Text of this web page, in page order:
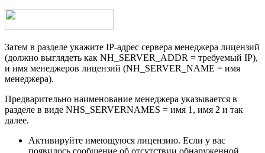
Затем в разделе укажите IP-адрес сервера менеджера лицензий
(должно выглядеть как NH_SERVER_ADDR = требуемый IP),
и имя менеджеров лицензий (NH_SERVER_NAME = имя
менеджера).
Предварительно наименование менеджера указывается в
разделе в виде NHS_SERVERNAMES = имя 1, имя 2 и так
далее.
Активируйте имеющуюся лицензию. Если у вас